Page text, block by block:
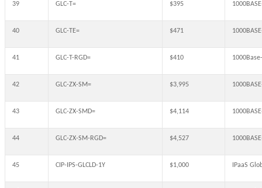
39 GLC-T= $395
40 GLC-TE= $471
41 GLC-T-RGD= $410
42 GLC-ZX-SM= $3,995
43 GLC-ZX-SMD= $4,114
44 GLC-ZX-SM-RGD= $4,527
45 CIP-IPS-GLCLD-1Y $1,000 IPaaS